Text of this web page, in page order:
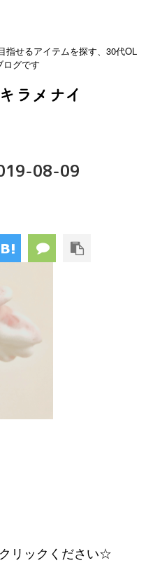
指せるアイテムを探す、30代OL
ログです
08-09
リックください☆